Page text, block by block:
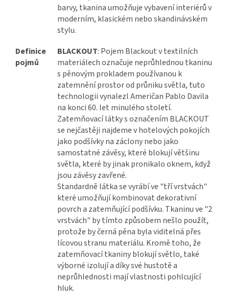
barvy, tkanina umožňuje vybavení interiérů v
moderním, klasickém nebo skandinávském
stylu.
Definice
pojmů
BLACKOUT: Pojem Blackout v textilních
materiálech označuje neprůhlednou tkaninu
s pěnovým prokladem používanou k
zatemnění prostor od průniku světla, tuto
technologii vynalezl Američan Pablo Davila
na konci 60. let minulého století.
Zatemňovací látky s označením BLACKOUT
se nejčastěji najdeme v hotelových pokojích
jako podšívky na záclony nebo jako
samostatné závěsy, které blokují většinu
světla, které by jinak pronikalo oknem, když
jsou závěsy zavřené.
Standardně látka se vyrábí ve "tří vrstvách"
které umožňují kombinovat dekorativní
povrch a zatemňující podšívku. Tkaninu ve "2
vrstvách" by tímto způsobem nešlo použít,
protože by černá pěna byla viditelná přes
lícovou stranu materiálu. Kromě toho, že
zatemňovací tkaniny blokují světlo, také
výborné izolují a díky své hustotě a
neprůhlednosti mají vlastnosti pohlcující
hluk.